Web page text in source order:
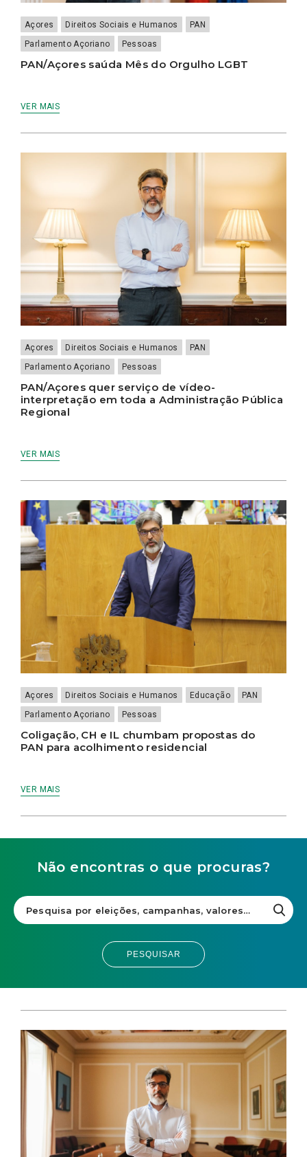
Açores Direitos Sociais e Humanos
PAN
Parlamento Açoriano
Pessoas
PAN/Açores saúda Mês do Orgulho LGBT
VER MAIS
Açores Direitos Sociais e Humanos
PAN
Parlamento Açoriano
Pessoas
PAN/Açores quer serviço de vídeo-
interpretação em toda a Administração Pública
Regional
VER MAIS
Açores Direitos Sociais e Humanos Educação
PAN
Parlamento Açoriano
Pessoas
Coligação, CH e IL chumbam propostas do
PAN para acolhimento residencial
VER MAIS
Não encontras o que procuras?
PESQUISAR